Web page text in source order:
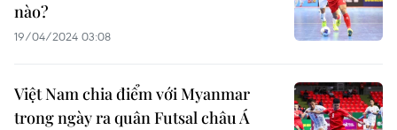
nào?
19/04/2024 03:08
Việt Nam chia điểm với Myanmar
trong ngày ra quân Futsal châu Á